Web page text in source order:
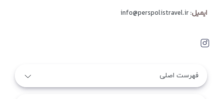
ایمیل:
info@perspolistravel.ir
فهرست اصلی